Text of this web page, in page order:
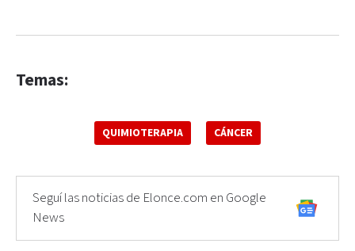
Temas:
QUIMIOTERAPIA CÁNCER
Seguí las noticias de Elonce.com en Google
News